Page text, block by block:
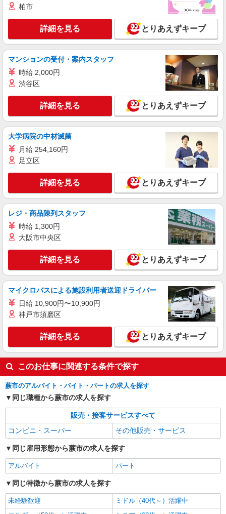
柏市
詳細を見る とりあえずキープ
マンションの受付・案内スタッフ
時給 2,000円
渋谷区
詳細を見る とりあえずキープ
大学病院の中材滅菌
月給 254,160円
足立区
詳細を見る とりあえずキープ
レジ・商品陳列スタッフ
時給 1,300円
大阪市中央区
詳細を見る とりあえずキープ
マイクロバスによる施設利用者送迎ドライバー
日給 10,900円〜10,900円
神戸市須磨区
詳細を見る とりあえずキープ
このお仕事に関連する条件で探す
蕨市のアルバイト・バイト・パートの求人を探す
同じ職種から蕨市の求人を探す
販売・接客サービスすべて
コンビニ・スーパー
その他販売・サービス
同じ雇用形態から蕨市の求人を探す
アルバイト パート
同じ特徴から蕨市の求人を探す
未経験歓迎
ミドル（40代～）活躍中